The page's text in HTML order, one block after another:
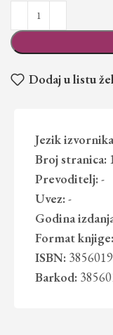
Dodaj u listu
Jezik
Broj stranica:
Prevoditelj: -
Uvez: -
Godina
Format knjige:
ISBN:
Barkod: